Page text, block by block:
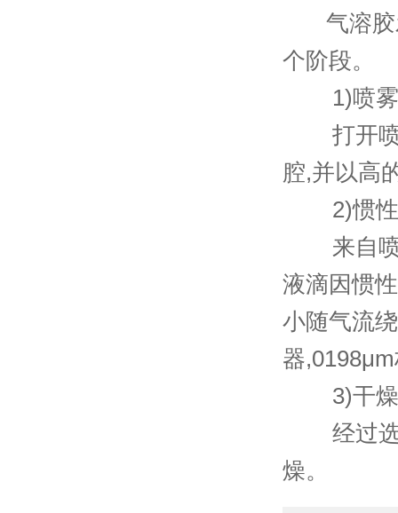
气溶胶
个阶段。
1)喷雾
打开喷
腔,并以高
2)惯性
来自喷
液滴因惯
小随气流
器
3)干燥
经过选
燥。